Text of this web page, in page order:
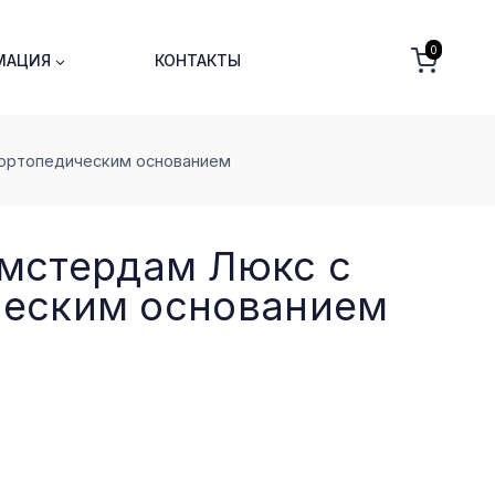
КОНТАКТЫ
0
основанием
Люкс с
основанием